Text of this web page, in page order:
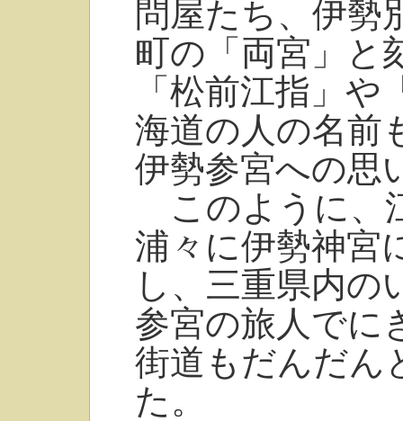
問屋たち、伊勢
町の「両宮」と
「松前江指」
海道の人の名前
伊勢参宮への思
このように、
浦々に伊勢神宮
し、三重県内の
参宮の旅人でに
街道もだんだん
た。